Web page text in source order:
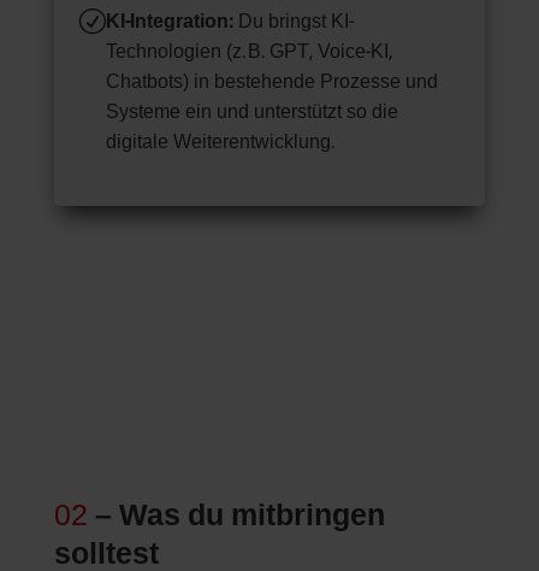
RKI-Integration:Du bringst KI-
Technologien (z. B. GPT, Voice-KI,
Chatbots) in bestehende Prozesse und
Systeme ein und unterstützt so die
digitale Weiterentwicklung.
02 – Was du mitbringen
solltest